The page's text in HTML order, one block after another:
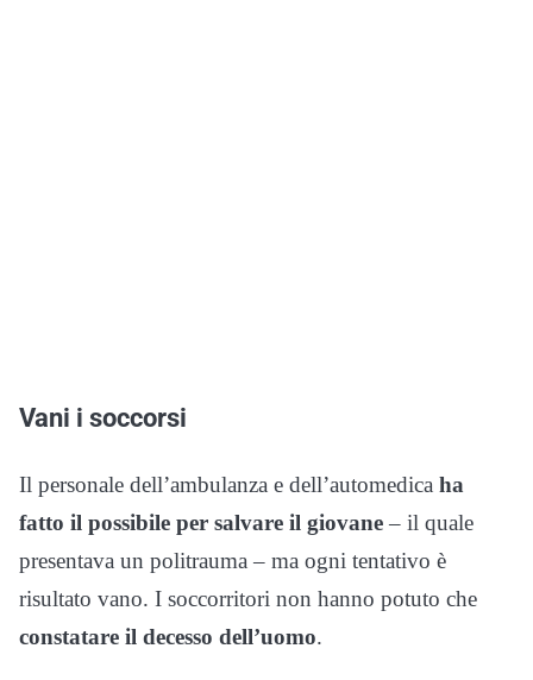
Vani i soccorsi
Il personale dell’ambulanza e dell’automedica ha
fatto il possibile per salvare il giovane– il quale
presentava un politrauma – ma ogni tentativo è
risultato vano. I soccorritori non hanno potuto che
constatare il decesso dell’uomo.